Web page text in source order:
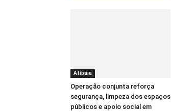
Atibaia
Operação conjunta reforça
segurança, limpeza dos espaços
públicos e apoio social em